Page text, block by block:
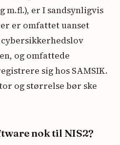
er I sandsynligvis
er omfattet uanset
og omfattede
sig hos SAMSIK.
og størrelse bør ske
nok til NIS2?